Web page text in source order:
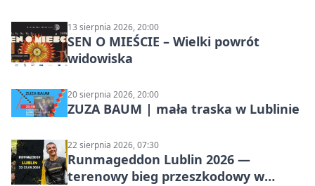
13 sierpnia 2026, 20:00
SEN O MIEŚCIE – Wielki powrót
widowiska
20 sierpnia 2026, 20:00
ZUZA BAUM | mała traska w Lublinie
22 sierpnia 2026, 07:30
Runmageddon Lublin 2026 —
terenowy bieg przeszkodowy w